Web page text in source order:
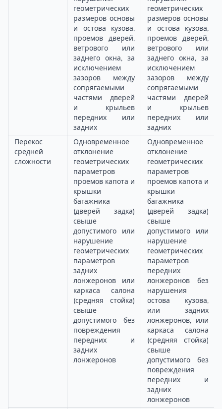
геометрических
размеров основы
и остова кузова,
проемов дверей,
ветрового или
заднего окна, за
исключением
зазоров между
сопрягаемыми
частями дверей
и крыльев
передних или
задних
геометрических
размеров основы
и остова кузова,
проемов дверей,
ветрового или
заднего окна, за
исключением
зазоров между
сопрягаемыми
частями дверей
и крыльев
передних или
задних
Перекос
средней
сложности
Одновременное
отклонение
геометрических
параметров
проемов капота и
крышки
багажника
(дверей задка)
свыше
допустимого или
нарушение
геометрических
параметров
задних
лонжеронов или
каркаса салона
(средняя стойка)
свыше
допустимого без
повреждения
передних и
задних
лонжеронов
Одновременное
отклонение
геометрических
параметров
проемов капота и
крышки
багажника
(дверей задка)
свыше
допустимого или
нарушение
геометрических
параметров
передних
лонжеронов без
нарушения
остова кузова,
или задних
лонжеронов, или
каркаса салона
(средняя стойка)
свыше
допустимого без
повреждения
передних и
задних
лонжеронов